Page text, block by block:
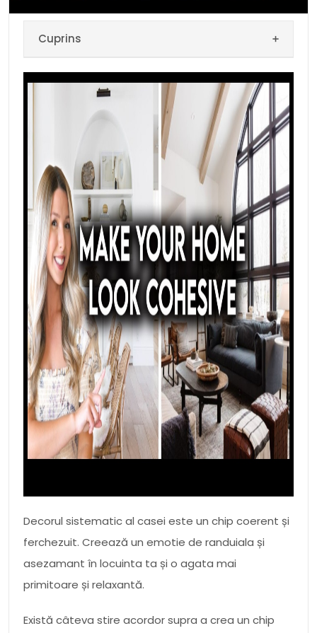
Cuprins
Decorul sistematic al casei este un chip coerent și
ferchezuit. Creează un emotie de randuiala și
asezamant în locuinta ta și o agata mai
primitoare și relaxantă.
Există câteva stire acordor supra a crea un chip